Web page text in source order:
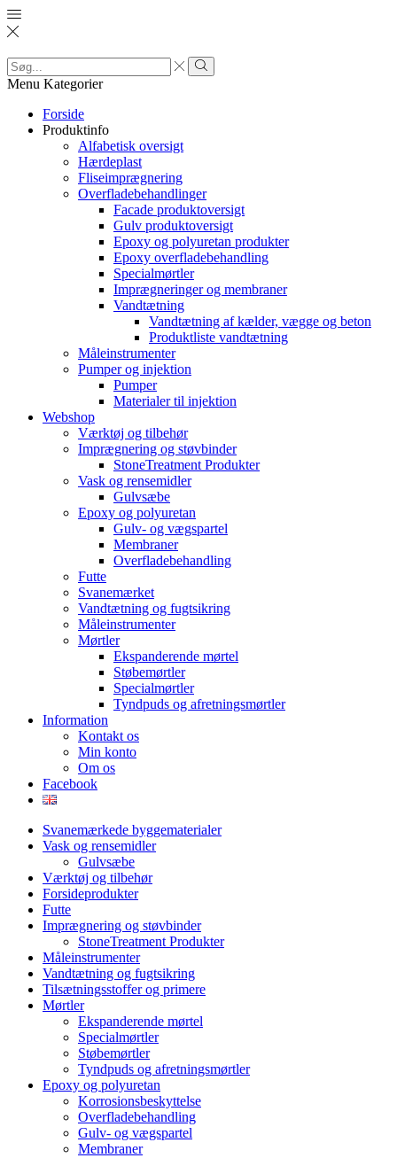
Search
input
Search
Menu Kategorier
Forside
Produktinfo
Alfabetisk oversigt
Hærdeplast
Fliseimprægnering
Overfladebehandlinger
Facade produktoversigt
Gulv produktoversigt
Epoxy og polyuretan produkter
Epoxy overfladebehandling
Specialmørtler
Imprægneringer og membraner
Vandtætning
Vandtætning af kælder, vægge og beton
Produktliste vandtætning
Måleinstrumenter
Pumper og injektion
Pumper
Materialer til injektion
Webshop
Værktøj og tilbehør
Imprægnering og støvbinder
StoneTreatment Produkter
Vask og rensemidler
Gulvsæbe
Epoxy og polyuretan
Gulv- og vægspartel
Membraner
Overfladebehandling
Futte
Svanemærket
Vandtætning og fugtsikring
Måleinstrumenter
Mørtler
Ekspanderende mørtel
Støbemørtler
Specialmørtler
Tyndpuds og afretningsmørtler
Information
Kontakt os
Min konto
Om os
Facebook
Svanemærkede byggematerialer
Vask og rensemidler
Gulvsæbe
Værktøj og tilbehør
Forsideprodukter
Futte
Imprægnering og støvbinder
StoneTreatment Produkter
Måleinstrumenter
Vandtætning og fugtsikring
Tilsætningsstoffer og primere
Mørtler
Ekspanderende mørtel
Specialmørtler
Støbemørtler
Tyndpuds og afretningsmørtler
Epoxy og polyuretan
Korrosionsbeskyttelse
Overfladebehandling
Gulv- og vægspartel
Membraner